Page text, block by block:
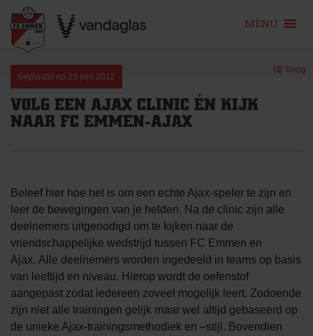
content
MENU
Geplaatst op 29 juni 2012
Terug
VOLG EEN AJAX CLINIC ÉN KIJK
NAAR FC EMMEN-AJAX
Beleef hier hoe het is om een echte Ajax-speler te zijn en
leer de bewegingen van je helden. Na de clinic zijn alle
deelnemers uitgenodigd om te kijken naar de
vriendschappelijke wedstrijd tussen FC Emmen en
Ajax. Alle deelnemers worden ingedeeld in teams op basis
van leeftijd en niveau. Hierop wordt de oefenstof
aangepast zodat iedereen zoveel mogelijk leert. Zodoende
zijn niet alle trainingen gelijk maar wel altijd gebaseerd op
de unieke Ajax-trainingsmethodiek en –stijl. Bovendien